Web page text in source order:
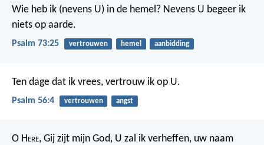
Wie heb ik (nevens U) in de hemel? Nevens U begeer ik
niets op aarde.
Psalm 73:25 vertrouwen hemel aanbidding
Ten dage dat ik vrees, vertrouw ik op U.
Psalm 56:4 vertrouwen angst
O Here, Gij zijt mijn God, U zal ik verheffen, uw naam